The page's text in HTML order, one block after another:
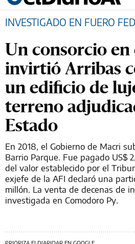
INVESTIGADO EN FUERO
Un consorcio en
invirtió Arribas
un edificio de
terreno
Estado
En 2018, el Gobierno de Macri
Barrio Parque. Fue pagado US$
del valor establecido por el
exjefe de la AFI declaró una
millón. La venta de decenas de
investigada en Comodoro Py.